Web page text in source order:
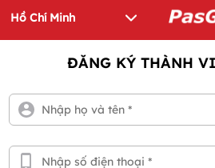
ĐĂNG KÝ THÀNH